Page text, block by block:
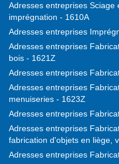
Adresses entreprises
imprégnation - 1610A
Adresses entreprises
Adresses entreprises
bois - 1621Z
Adresses entreprises
Adresses entreprises
menuiseries - 1623Z
Adresses entreprises
Adresses entreprises
fabrication d'objets en liège,
Adresses entreprises